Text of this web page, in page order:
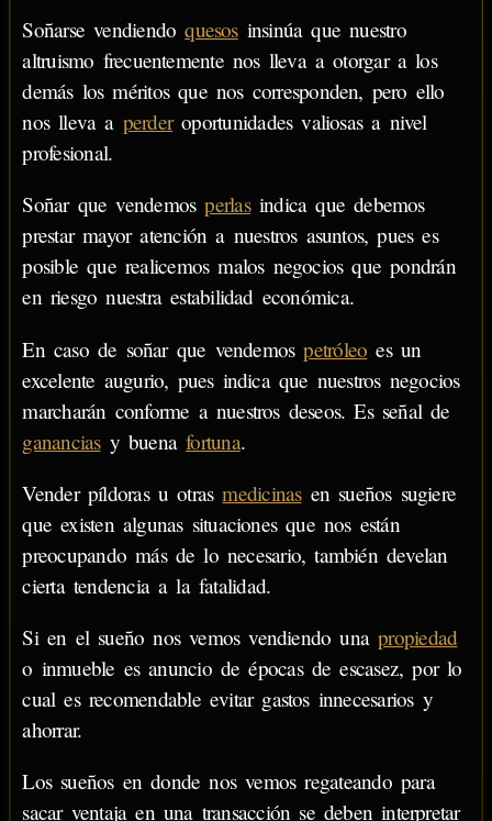
Soñarse vendiendoquesosinsinúa que nuestro
altruismo frecuentemente nos lleva a otorgar a los
demás los méritos que nos corresponden, pero ello
nos lleva a perderoportunidades valiosas a nivel
profesional.
Soñar que vendemosperlasindica que debemos
prestar mayor atención a nuestros asuntos, pues es
posible que realicemos malos negocios que pondrán
en riesgo nuestra estabilidad económica.
En caso de soñar que vendemospetróleo es un
excelente augurio, pues indica que nuestros negocios
marcharán conforme a nuestros deseos. Es señal de
gananciasy buenafortuna.
Vender píldoras u otrasmedicinasen sueños sugiere
que existen algunas situaciones que nos están
preocupando más de lo necesario, también develan
cierta tendencia a la fatalidad.
Si en el sueño nos vemos vendiendo unapropiedad
o inmueble es anuncio de épocas de escasez, por lo
cual es recomendable evitar gastos innecesarios y
ahorrar.
Los sueños en donde nos vemos regateando para
sacar ventaja en una transacción se deben interpretar